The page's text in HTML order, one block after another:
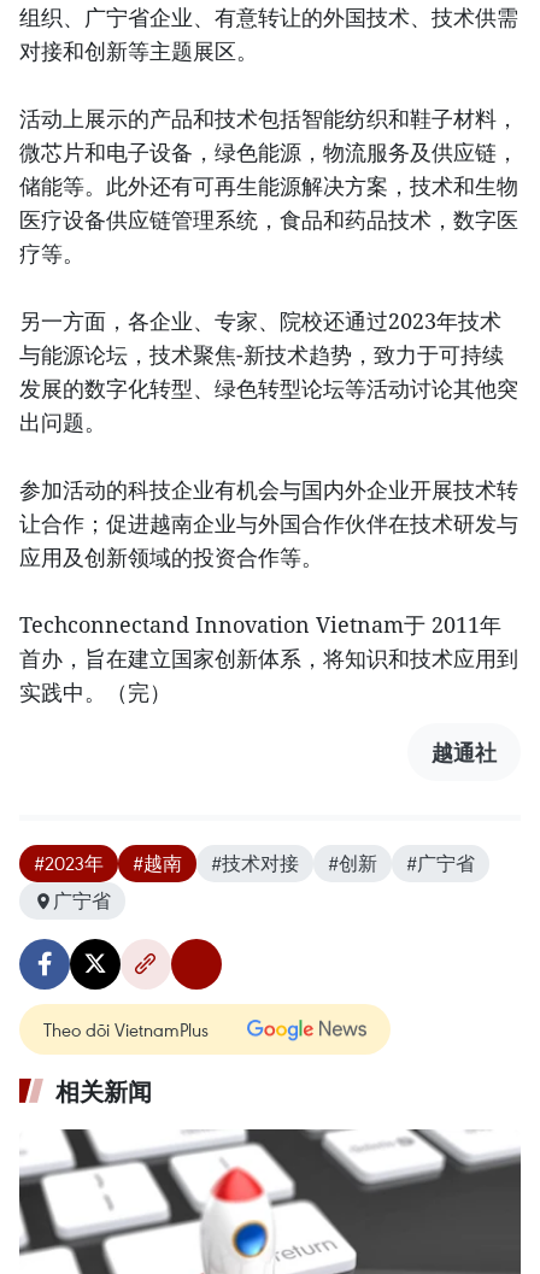
组织、广宁省企业、有意转让的外国技术、技术供需
对接和创新等主题展区。
活动上展示的产品和技术包括智能纺织和鞋子材料，
微芯片和电子设备，绿色能源，物流服务及供应链，
储能等。此外还有可再生能源解决方案，技术和生物
医疗设备供应链管理系统，食品和药品技术，数字医
疗等。
另一方面，各企业、专家、院校还通过2023年技术
与能源论坛，技术聚焦-新技术趋势，致力于可持续
发展的数字化转型、绿色转型论坛等活动讨论其他突
出问题。
参加活动的科技企业有机会与国内外企业开展技术转
让合作；促进越南企业与外国合作伙伴在技术研发与
应用及创新领域的投资合作等。
Techconnectand Innovation Vietnam于 2011年
首办，旨在建立国家创新体系，将知识和技术应用到
实践中。（完）
越通社
#2023年 #越南 #技术对接 #创新
#广宁省
广宁省
Theo dõi VietnamPlus
相关新闻